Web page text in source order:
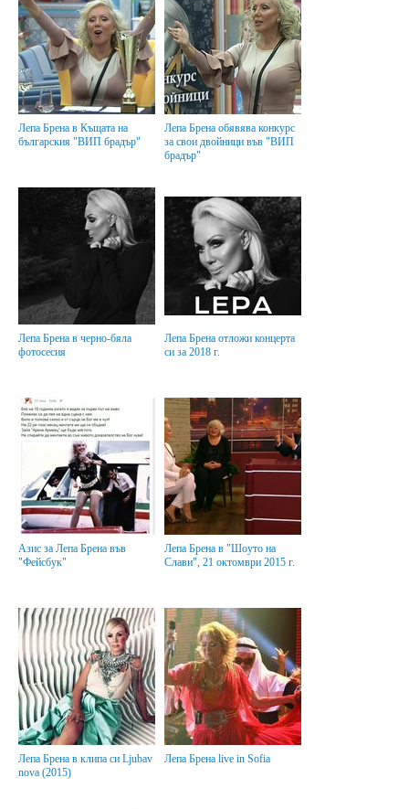
Лепа Брена в Къщата на
българския "ВИП брадър"
Лепа Брена обявява конкурс
за свои двойници във "ВИП
брадър"
Лепа Брена в черно-бяла
фотосесия
Лепа Брена отложи концерта
си за 2018 г.
Азис за Лепа Брена във
"Фейсбук"
Лепа Брена в "Шоуто на
Слави", 21 октомври 2015 г.
Лепа Брена в клипа си Ljubav
nova (2015)
Лепа Брена live in Sofia